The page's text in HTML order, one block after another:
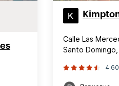
Calle Las
Santo
4.60